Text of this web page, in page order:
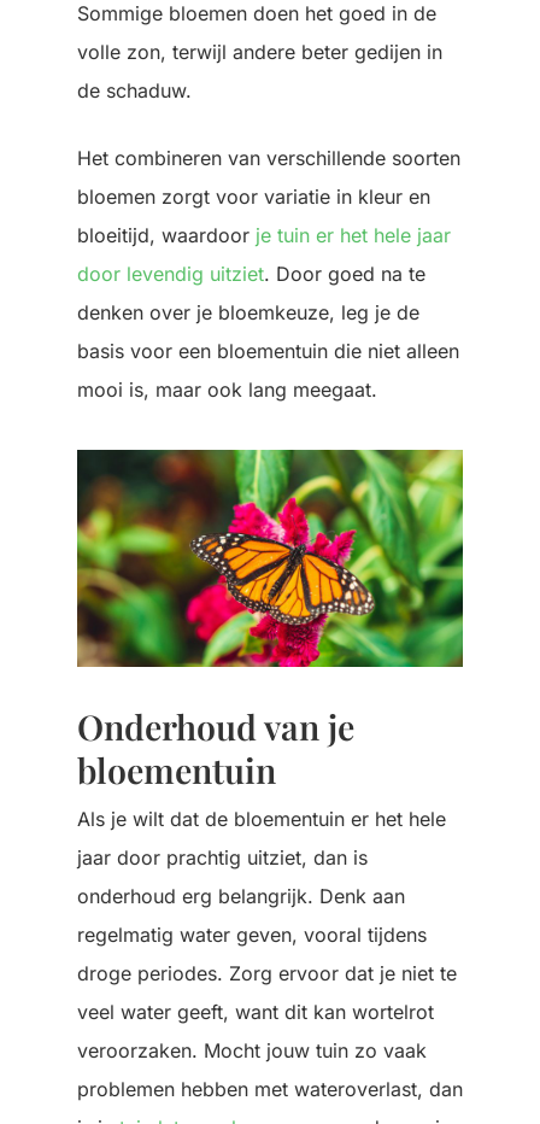
Sommige bloemen doen het goed in de
volle zon, terwijl andere beter gedijen in
de schaduw.
Het combineren van verschillende soorten
bloemen zorgt voor variatie in kleur en
bloeitijd, waardoor je tuin er het hele jaar
door levendig uitziet. Door goed na te
denken over je bloemkeuze, leg je de
basis voor een bloementuin die niet alleen
mooi is, maar ook lang meegaat.
Onderhoud van je
bloementuin
Als je wilt dat de bloementuin er het hele
jaar door prachtig uitziet, dan is
onderhoud erg belangrijk. Denk aan
regelmatig water geven, vooral tijdens
droge periodes. Zorg ervoor dat je niet te
veel water geeft, want dit kan wortelrot
veroorzaken. Mocht jouw tuin zo vaak
problemen hebben met wateroverlast, dan